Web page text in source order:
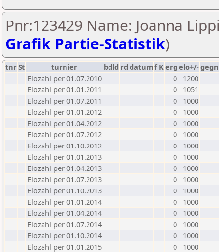
Pnr:123429 Name: Joanna
Grafik Partie-Statistik)
tnrSt turnier bdld rd datumf Kerg elo+/-
Elozahl per 01.07.2010
0
1200
Elozahl per 01.01.2011
0
1051
Elozahl per 01.07.2011
0
1000
Elozahl per 01.01.2012
0
1000
Elozahl per 01.04.2012
0
1000
Elozahl per 01.07.2012
0
1000
Elozahl per 01.10.2012
0
1000
Elozahl per 01.01.2013
0
1000
Elozahl per 01.04.2013
0
1000
Elozahl per 01.07.2013
0
1000
Elozahl per 01.10.2013
0
1000
Elozahl per 01.01.2014
0
1000
Elozahl per 01.04.2014
0
1000
Elozahl per 01.07.2014
0
1000
Elozahl per 01.10.2014
0
1000
Elozahl per 01.01.2015
0
1000